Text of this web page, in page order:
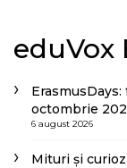
eduVox
ErasmusDays:
octombrie
6 august 2026
Mituri și